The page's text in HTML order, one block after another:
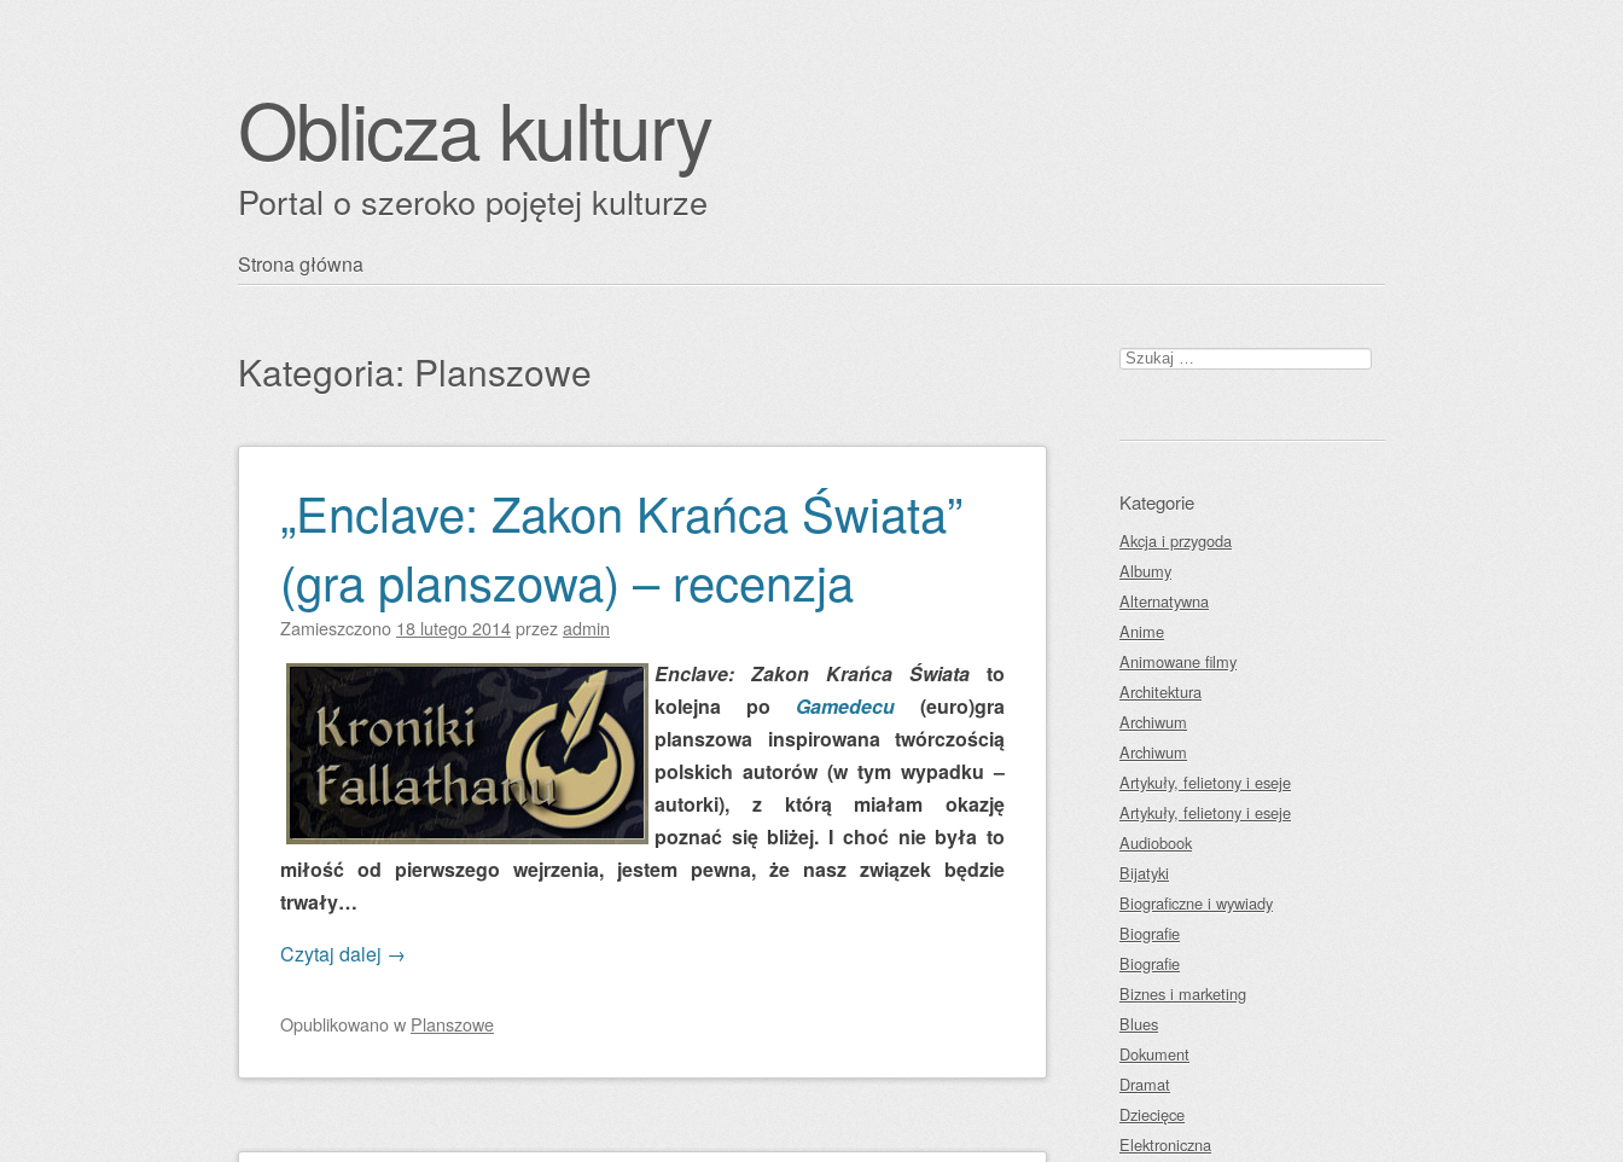
Oblicza kultury
Portal o szeroko pojętej kulturze
Przejdź
Strona główna
Kategoria: Planszowe
Zobacz wpisy
„Enclave: Zakon Krańca Świata”
(gra planszowa) – recenzja
Zamieszczono 18 lutego 2014przezadmin
Enclave: Zakon Krańca Świata to
kolejna po Gamedecu
(euro)gra
planszowa inspirowana twórczością
polskich autorów (w tym wypadku –
autorki), z którą miałam okazję
poznać się bliżej. I choć nie była to
miłość od pierwszego wejrzenia, jestem pewna, że nasz związek będzie
trwały…
Czytaj dalej →
Opublikowanow Planszowe
Szukaj:
Kategorie
Akcja i przygoda
Albumy
Alternatywna
Anime
Animowane filmy
Architektura
Archiwum
Archiwum
Artykuły, felietony i eseje
Artykuły, felietony i eseje
Audiobook
Bijatyki
Biograficzne i wywiady
Biografie
Biografie
Biznes i marketing
Blues
Dokument
Dramat
Dziecięce
Elektroniczna